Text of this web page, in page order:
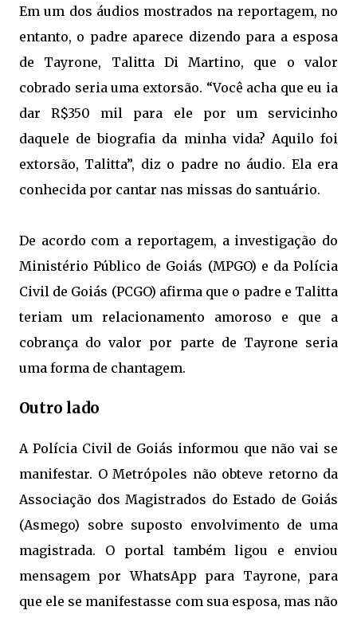
Em um dos áudios mostrados na reportagem, no
entanto, o padre aparece dizendo para a esposa
de Tayrone, Talitta Di Martino, que o valor
cobrado seria uma extorsão. “Você acha que eu ia
dar R$350 mil para ele por um servicinho
daquele de biografia da minha vida? Aquilo foi
extorsão, Talitta”, diz o padre no áudio. Ela era
conhecida por cantar nas missas do santuário.
De acordo com a reportagem, a investigação do
Ministério Público de Goiás (MPGO) e da Polícia
Civil de Goiás (PCGO) afirma que o padre e Talitta
teriam um relacionamento amoroso e que a
cobrança do valor por parte de Tayrone seria
uma forma de chantagem.
Outro lado
A Polícia Civil de Goiás informou que não vai se
manifestar. O Metrópoles não obteve retorno da
Associação dos Magistrados do Estado de Goiás
(Asmego) sobre suposto envolvimento de uma
magistrada. O portal também ligou e enviou
mensagem por WhatsApp para Tayrone, para
que ele se manifestasse com sua esposa, mas não